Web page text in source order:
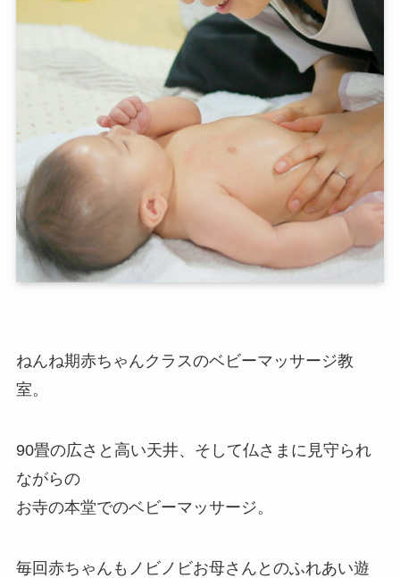
ねんね期赤ちゃんクラスのベビーマッサージ教
室。
90畳の広さと高い天井、そして仏さまに見守られ
ながらの
お寺の本堂でのベビーマッサージ。
毎回赤ちゃんもノビノビお母さんとのふれあい遊